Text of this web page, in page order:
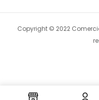
Copyright © 2022